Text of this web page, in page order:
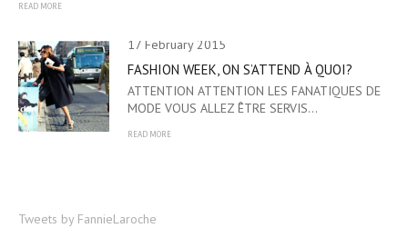
READ MORE
17 February 2015
FASHION WEEK, ON S’ATTEND À QUOI?
ATTENTION ATTENTION LES FANATIQUES DE
MODE VOUS ALLEZ ÊTRE SERVIS…
READ MORE
Tweets by FannieLaroche